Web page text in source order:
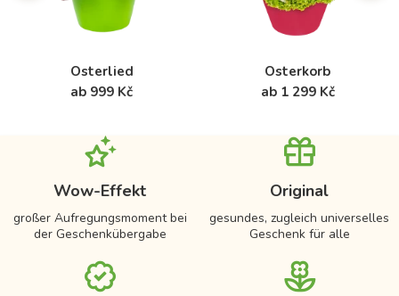
Osterlied
ab 999 Kč
Osterkorb
ab 1 299 Kč
Wow-Effekt
großer Aufregungsmoment bei
der Geschenkübergabe
Original
gesundes, zugleich universelles
Geschenk für alle